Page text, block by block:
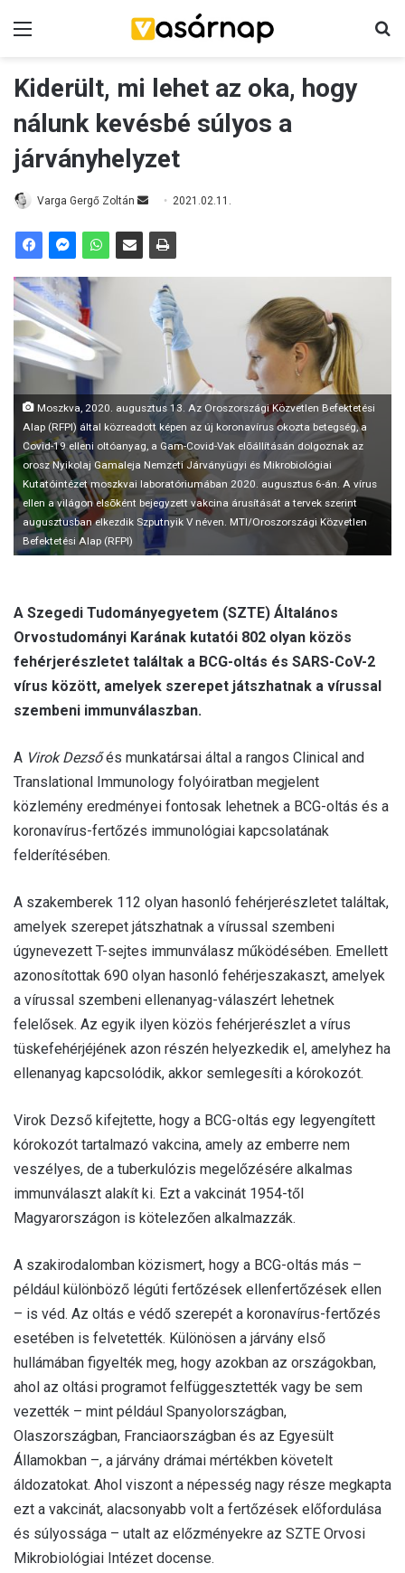
Kiderült, mi lehet az oka, hogy
nálunk kevésbé súlyos a
járványhelyzet
Varga Gergő Zoltán
n
i
l
2021.02.11.
Moszkva, 2020. augusztus 13. Az Oroszországi Közvetlen Befektetési
Alap (RFPI) által közreadott képen az új koronavírus okozta betegség, a
Covid-19 elleni oltóanyag, a Gam-Covid-Vak elõállításán dolgoznak az
orosz Nyikolaj Gamaleja Nemzeti Járványügyi és Mikrobiológiai
Kutatóintézet moszkvai laboratóriumában 2020. augusztus 6-án. A vírus
ellen a világon elsõként bejegyzett vakcina árusítását a tervek szerint
augusztusban elkezdik Szputnyik V néven. MTI/Oroszországi Közvetlen
Befektetési Alap (RFPI)
A Szegedi Tudományegyetem (SZTE) Általános
Orvostudományi Karának kutatói 802 olyan közös
fehérjerészletet találtak a BCG-oltás és SARS-CoV-2
vírus között, amelyek szerepet játszhatnak a vírussal
szembeni immunválaszban.
A Virok Dezsőés munkatársai által a rangos Clinical and
Translational Immunology folyóiratban megjelent
közlemény eredményei fontosak lehetnek a BCG-oltás és a
koronavírus-fertőzés immunológiai kapcsolatának
felderítésében.
A szakemberek 112 olyan hasonló fehérjerészletet találtak,
amelyek szerepet játszhatnak a vírussal szembeni
úgynevezett T-sejtes immunválasz működésében. Emellett
azonosítottak 690 olyan hasonló fehérjeszakaszt, amelyek
a vírussal szembeni ellenanyag-válaszért lehetnek
felelősek. Az egyik ilyen közös fehérjerészlet a vírus
tüskefehérjéjének azon részén helyezkedik el, amelyhez ha
ellenanyag kapcsolódik, akkor semlegesíti a kórokozót.
Virok Dezső kifejtette, hogy a BCG-oltás egy legyengített
kórokozót tartalmazó vakcina, amely az emberre nem
veszélyes, de a tuberkulózis megelőzésére alkalmas
immunválaszt alakít ki. Ezt a vakcinát 1954-től
Magyarországon is kötelezően alkalmazzák.
A szakirodalomban közismert, hogy a BCG-oltás más –
például különböző légúti fertőzések ellenfertőzések ellen
– is véd. Az oltás e védő szerepét a koronavírus-fertőzés
esetében is felvetették. Különösen a járvány első
hullámában figyelték meg, hogy azokban az országokban,
ahol az oltási programot felfüggesztették vagy be sem
vezették – mint például Spanyolországban,
Olaszországban, Franciaországban és az Egyesült
Államokban –, a járvány drámai mértékben követelt
áldozatokat. Ahol viszont a népesség nagy része megkapta
ezt a vakcinát, alacsonyabb volt a fertőzések előfordulása
és súlyossága – utalt az előzményekre az SZTE Orvosi
Mikrobiológiai Intézet docense.